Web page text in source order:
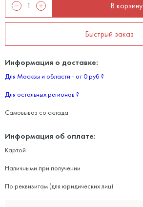
В корзину
Быстрый заказ
Информация о доставке:
Для Москвы и области - от 0 руб ?
Для остальных регионов ?
Самовывоз со склада
Информация об оплате:
Картой
Наличными при получении
По реквизитам (для юридических лиц)